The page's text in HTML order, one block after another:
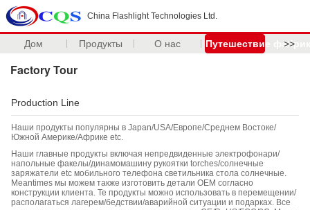
China Flashlight Technologies Ltd.
Дом Продукты О нас Путешествие >>
Factory Tour
Production Line
Наши продукты популярны в Japan/USA/Европе/Среднем Востоке/
Южной Америке/Африке etc.
Наши главные продукты включая непредвиденные электрофонари/
напольные факелы/динамомашину рукоятки torches/солнечные
заряжатели etc мобильного телефона светильника стола солнечные.
Meantimes мы можем также изготовить детали OEM согласно
конструкции клиента. Те продукты можно использовать в перемещении/
располагаться лагерем/бедствии/аварийной ситуации и подарках. Все